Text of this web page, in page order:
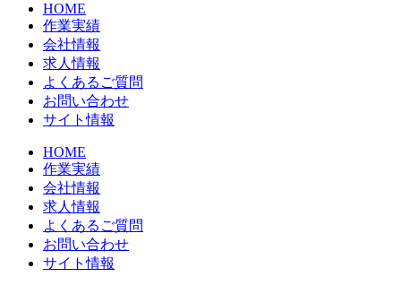
HOME
作業実績
会社情報
求人情報
よくあるご質問
お問い合わせ
サイト情報
HOME
作業実績
会社情報
求人情報
よくあるご質問
お問い合わせ
サイト情報